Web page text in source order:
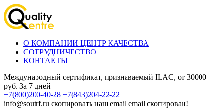
О КОМПАНИИ ЦЕНТР КАЧЕСТВА
СОТРУДНИЧЕСТВО
КОНТАКТЫ
Международный сертификат, признаваемый ILAC, от 30000
руб. За 7 дней
+7(800)200-40-28 +7(843)204-22-22
info@soutrf.ru скопировать наш email email скопирован!